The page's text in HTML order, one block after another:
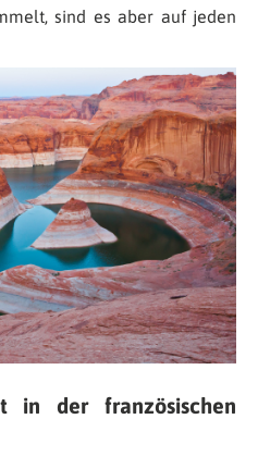
sind es aber auf jeden
in der französischen